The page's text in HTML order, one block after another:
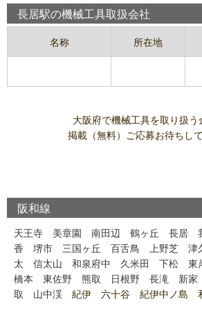
長居駅の機械工具取扱会社
名称 所在地
大阪府で機械工具を取り扱う
掲載（無料）ご応募お待ちし
阪和線
天王寺 美章園 南田辺 鶴ヶ丘 長居
香
堺市 三国ヶ丘 百舌鳥 上野芝 津
太
信太山 和泉府中 久米田 下松 東
橋本
東佐野 熊取 日根野 長滝 新家
取
山中渓 紀伊 六十谷 紀伊中ノ島